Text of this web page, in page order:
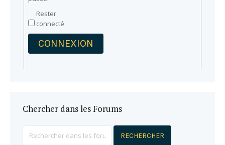
Rester
connecté
CONNEXION
Chercher dans les Forums